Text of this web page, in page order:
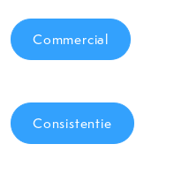
Commercial
Consistentie